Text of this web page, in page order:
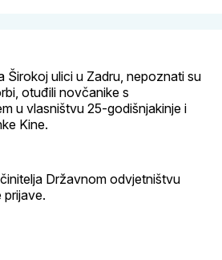
Širokoj ulici u Zadru, nepoznati su
otuđili novčanike s
u vlasništvu 25-godišnjakinje i
Kine.
Državnom odvjetništvu
prijave.